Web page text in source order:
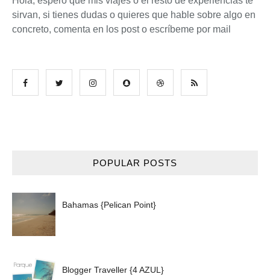
sirvan, si tienes dudas o quieres que hable sobre algo en
concreto, comenta en los post o escríbeme por mail
POPULAR POSTS
Bahamas {Pelican Point}
Blogger Traveller {4 AZUL}